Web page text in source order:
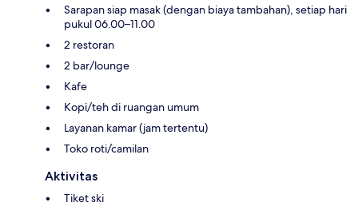
Sarapan siap masak (dengan biaya tambahan), setiap hari
pukul 06.00–11.00
2 restoran
2 bar/lounge
Kafe
Kopi/teh di ruangan umum
Layanan kamar (jam tertentu)
Toko roti/camilan
Aktivitas
Tiket ski